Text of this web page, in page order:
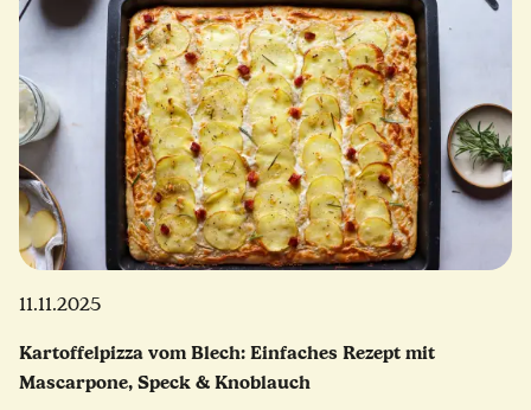
11.11.2025
Kartoffelpizza vom Blech: Einfaches Rezept mit
Mascarpone, Speck & Knoblauch